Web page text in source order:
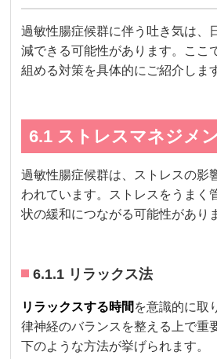
過敏性腸症候群に伴う吐き気は、
減できる可能性があります。ここ
組める対策を具体的にご紹介しま
6.1 ストレスマネジメ
過敏性腸症候群は、ストレスの影
われています。ストレスをうまく
状の緩和につながる可能性があり
6.1.1 リラックス法
リラックスする時間 を意識的に取
律神経のバランスを整える上で重
下のような方法が挙げられます。